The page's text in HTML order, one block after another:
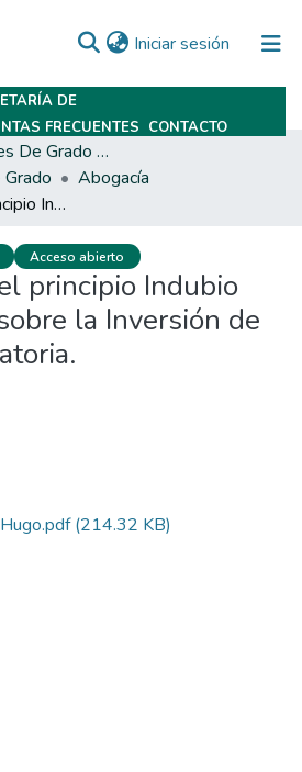
Iniciar sesión (current)
DE
FRECUENTES CONTACTO
Trabajos Finales De Grado Y Posgrado
Abogacía
Prevalencia del principio Indubio Pro Operario sobre la Inversión de la Carga Probatoria.
Acceso abierto
principio Indubio
la Inversión de
(214.32 KB)